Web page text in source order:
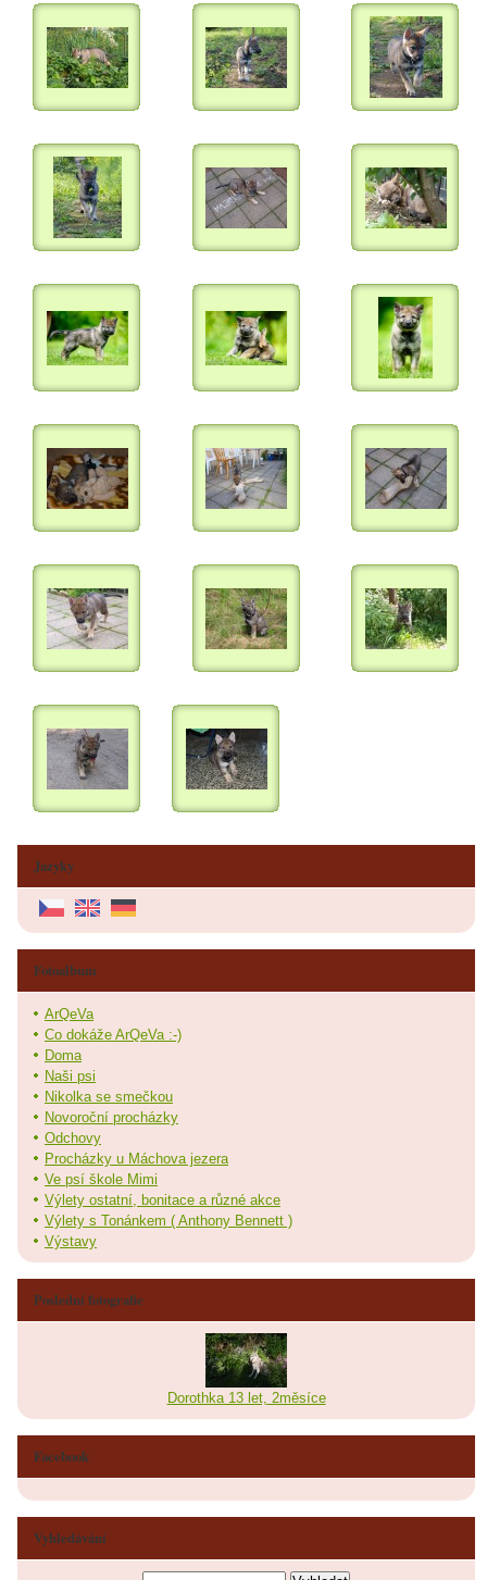
Jazyky
Fotoalbum
ArQeVa
Co dokáže ArQeVa :-)
Doma
Naši psi
Nikolka se smečkou
Novoroční procházky
Odchovy
Procházky u Máchova jezera
Ve psí škole Mimi
Výlety ostatní, bonitace a různé akce
Výlety s Tonánkem ( Anthony Bennett )
Výstavy
Poslední fotografie
Dorothka 13 let, 2měsíce
Facebook
Vyhledávání